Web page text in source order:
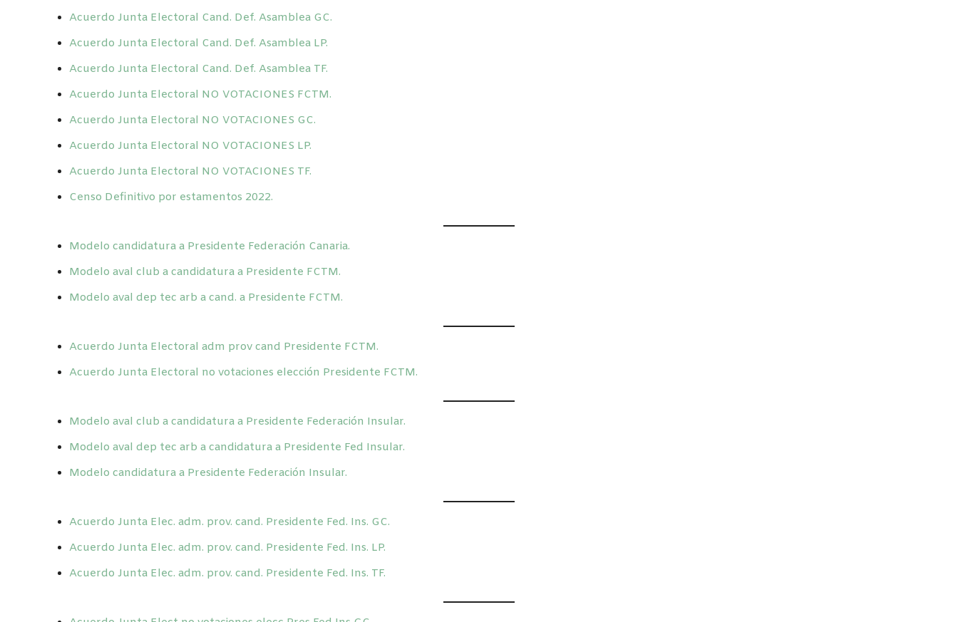
Acuerdo Junta Electoral Cand. Def. Asamblea GC.
Acuerdo Junta Electoral Cand. Def. Asamblea LP.
Acuerdo Junta Electoral Cand. Def. Asamblea TF.
Acuerdo Junta Electoral NO VOTACIONES FCTM.
Acuerdo Junta Electoral NO VOTACIONES GC.
Acuerdo Junta Electoral NO VOTACIONES LP.
Acuerdo Junta Electoral NO VOTACIONES TF.
Censo Definitivo por estamentos 2022.
Modelo candidatura a Presidente Federación Canaria.
Modelo aval club a candidatura a Presidente FCTM.
Modelo aval dep tec arb a cand. a Presidente FCTM.
Acuerdo Junta Electoral adm prov cand Presidente FCTM.
Acuerdo Junta Electoral no votaciones elección Presidente FCTM.
Modelo aval club a candidatura a Presidente Federación Insular.
Modelo aval dep tec arb a candidatura a Presidente Fed Insular.
Modelo candidatura a Presidente Federación Insular.
Acuerdo Junta Elec. adm. prov. cand. Presidente Fed. Ins. GC.
Acuerdo Junta Elec. adm. prov. cand. Presidente Fed. Ins. LP.
Acuerdo Junta Elec. adm. prov. cand. Presidente Fed. Ins. TF.